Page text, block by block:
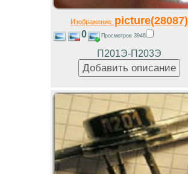
Изображениеpicture(28087)
0 Просмотров 3946
П201Э-П203Э